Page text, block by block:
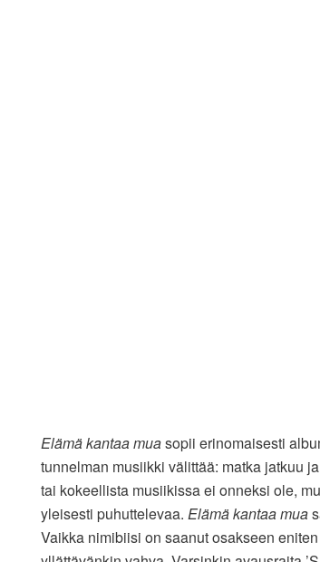
Elämä kantaa muasopii erinomaisesti
tunnelman musiikki välittää: matka jatkuu
tai kokeellista musiikissa ei onneksi ole,
yleisesti puhuttelevaa. Elämä kantaa mua
Vaikka nimibiisi on saanut osakseen